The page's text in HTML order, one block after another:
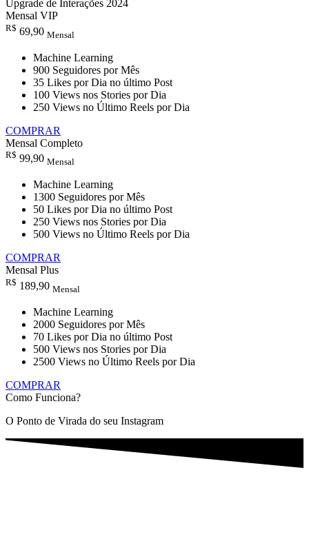
Upgrade de Interações 2024
Mensal VIP
R$ 69,90 Mensal
Machine Learning
900 Seguidores por Mês
35 Likes por Dia no último Post
100 Views nos Stories por Dia
250 Views no Último Reels por Dia
COMPRAR
Mensal Completo
R$ 99,90 Mensal
Machine Learning
1300 Seguidores por Mês
50 Likes por Dia no último Post
250 Views nos Stories por Dia
500 Views no Último Reels por Dia
COMPRAR
Mensal Plus
R$ 189,90 Mensal
Machine Learning
2000 Seguidores por Mês
70 Likes por Dia no último Post
500 Views nos Stories por Dia
2500 Views no Último Reels por Dia
COMPRAR
Como Funciona?
O Ponto de Virada do seu Instagram